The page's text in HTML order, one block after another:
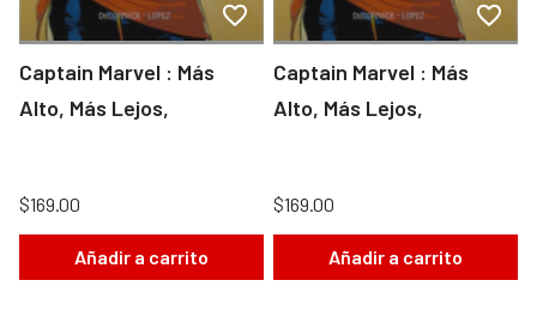
Captain Marvel : Más
Alto, Más Lejos,
$169.00
Añadir a carrito
Captain Marvel : Más
Alto, Más Lejos,
$169.00
Añadir a carrito